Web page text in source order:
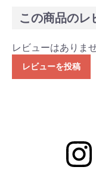
この商品のレ
レビューはありませ
レビューを投稿